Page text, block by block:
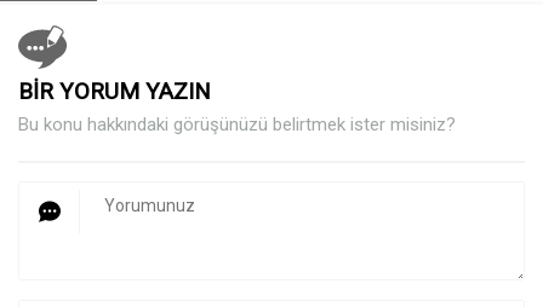
BİR YORUM YAZIN
Bu konu hakkındaki görüşünüzü belirtmek ister misiniz?